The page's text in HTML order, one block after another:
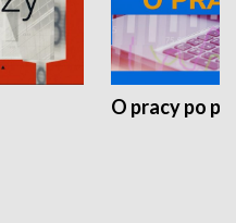
O pracy po